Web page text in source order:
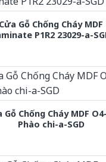
Cửa Gỗ Chống Cháy MDF
P1R2 23029-a-
Gỗ Chống Cháy MDF
Phào chi-a-SGD